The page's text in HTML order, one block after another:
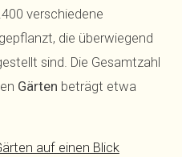
verschiedene
die überwiegend
sind. Die Gesamtzahl
Gärten beträgt etwa
auf einen Blick